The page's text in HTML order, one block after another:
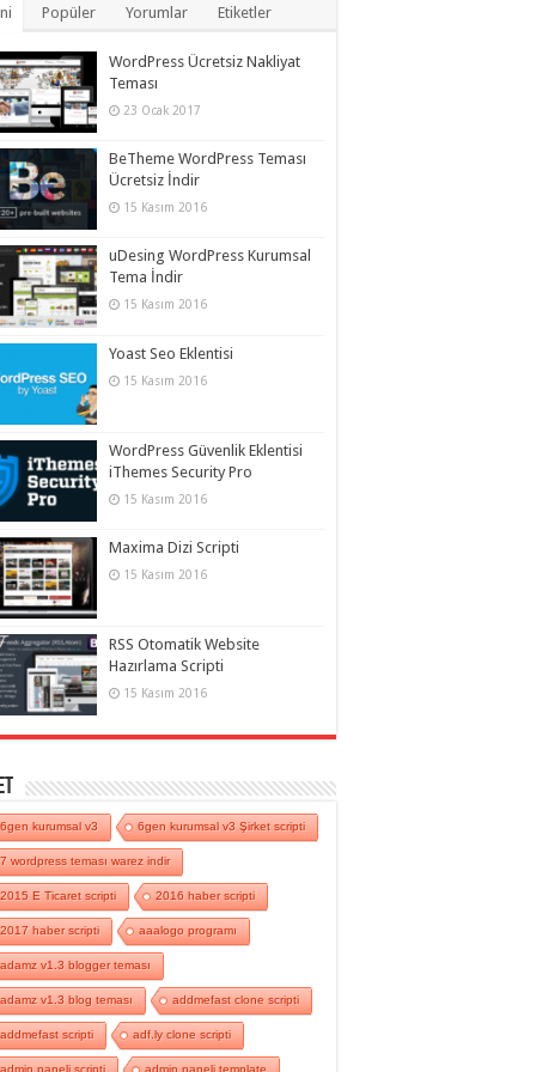
Popüler Yorumlar Etiketler
WordPress Ücretsiz Nakliyat
Teması
23 Ocak 2017
BeTheme WordPress Teması
Ücretsiz İndir
15 Kasım 2016
uDesing WordPress Kurumsal
Tema İndir
15 Kasım 2016
Yoast Seo Eklentisi
15 Kasım 2016
WordPress Güvenlik Eklentisi
iThemes Security Pro
15 Kasım 2016
Maxima Dizi Scripti
15 Kasım 2016
RSS Otomatik Website
Hazırlama Scripti
15 Kasım 2016
6gen kurumsal v3 6gen kurumsal v3 Şirket scripti
7 wordpress teması warez indir
2015 E Ticaret scripti 2016 haber scripti
2017 haber scripti aaalogo programı
adamz v1.3 blogger teması
adamz v1.3 blog teması addmefast clone scripti
addmefast scripti adf.ly clone scripti
admin paneli scripti admin paneli template